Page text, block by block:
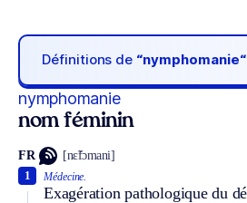
Définitions de “nymphomanie“
nymphomanie
nom féminin
FR [nɛ̃fɔmani]
Médecine.
Exagération pathologique du
1